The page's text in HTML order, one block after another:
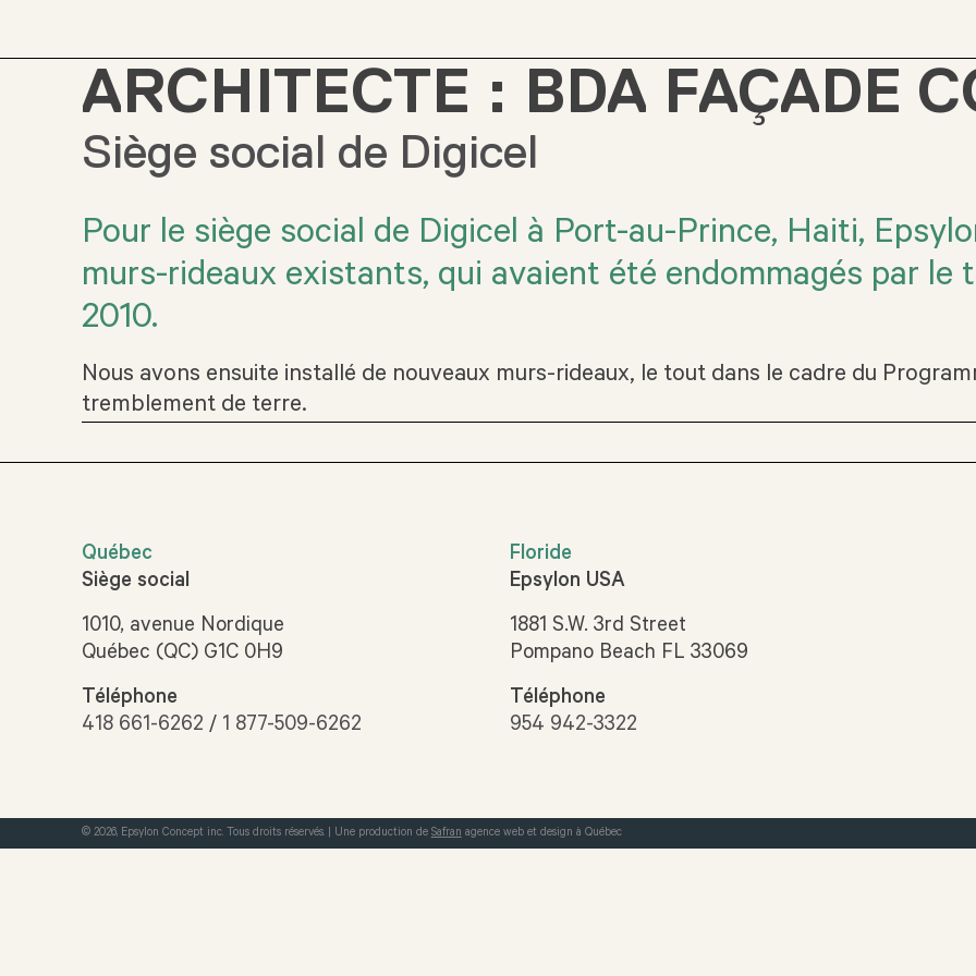
ARCHITECTE : BDA FAÇADE
Siège social de Digicel
Pour le siège social de Digicel à Port-au-Prince, Haiti,
murs-rideaux existants, qui avaient été endommagés par le
2010.
Nous avons ensuite installé de nouveaux murs-rideaux, le tout dans le cadre du
tremblement de terre.
Québec
Siège social
1010, avenue Nordique
Québec (QC) G1C 0H9
Téléphone
418 661-6262 / 1 877-509-6262
Floride
Epsylon USA
1881 S.W. 3rd Street
Pompano Beach FL 33069
Téléphone
954 942-3322
© 2026, Epsylon Concept inc. Tous droits réservés. Une production de Safran agence web et design à Québec